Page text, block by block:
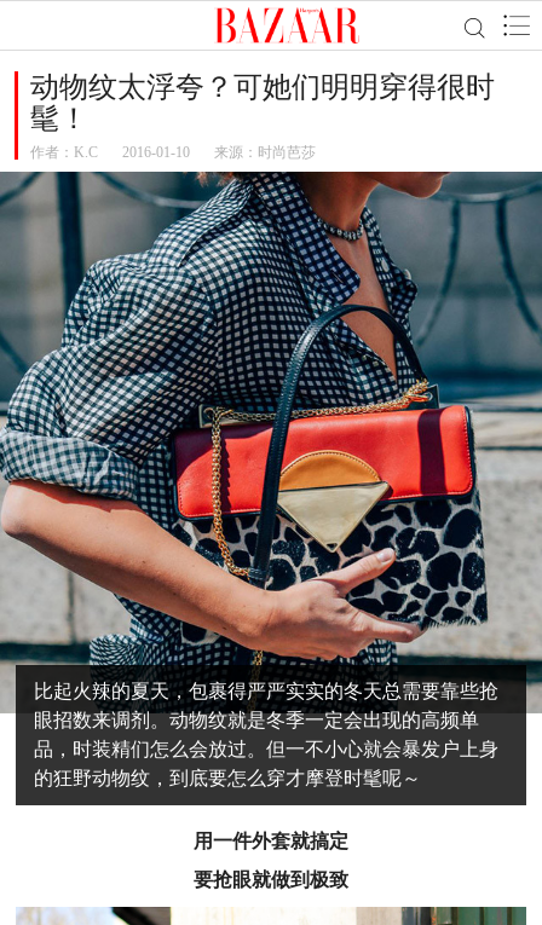
动物纹太浮夸？可她们明明穿得很时
髦！
作者： K.C 2016-01-10 来源：时尚芭莎
比起火辣的夏天，包裹得严严实实的冬天总需要靠些抢
眼招数来调剂。动物纹就是冬季一定会出现的高频单
品，时装精们怎么会放过。但一不小心就会暴发户上身
的狂野动物纹，到底要怎么穿才摩登时髦呢～
用一件外套就搞定
要抢眼就做到极致